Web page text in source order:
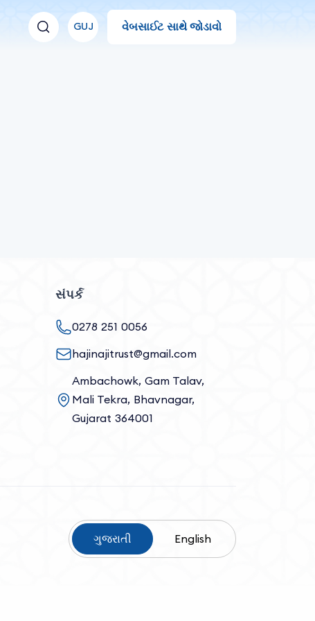
GUJ વેબસાઈટ સાથે જોડાવો
સંપર્ક
0278 251 0056
hajinajitrust@gmail.com
Ambachowk, Gam Talav,
Mali Tekra, Bhavnagar,
Gujarat 364001
ગુજરાતી English